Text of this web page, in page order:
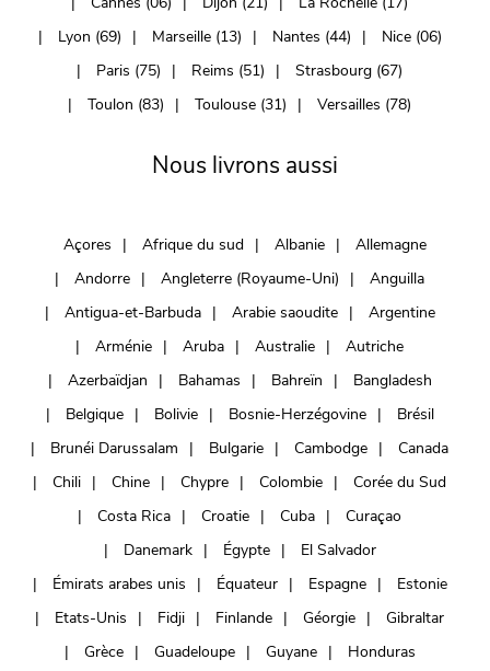
Lyon (69)
Marseille (13) Nantes (44)
Nice (06)
Paris (75)
Reims (51)
Strasbourg (67)
Toulon (83)
Toulouse (31) Versailles (78)
Nous livrons aussi
Açores Afrique du sud Albanie
Allemagne
Andorre
Angleterre (Royaume-Uni)
Anguilla
Antigua-et-Barbuda
Arabie saoudite
Argentine
Arménie
Aruba Australie
Autriche
Azerbaïdjan
Bahamas Bahreïn
Bangladesh
Belgique
Bolivie Bosnie-Herzégovine
Brésil
Brunéi Darussalam
Bulgarie Cambodge
Canada
Chili
Chine Chypre Colombie
Corée du Sud
Costa Rica
Croatie Cuba
Curaçao
Danemark
Égypte
El Salvador
Émirats arabes unis
Équateur Espagne
Estonie
Etats-Unis
Fidji Finlande Géorgie
Gibraltar
Grèce
Guadeloupe Guyane
Honduras